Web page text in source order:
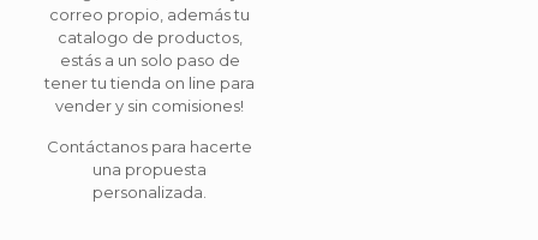
correo propio, además tu
catalogo de productos,
estás a un solo paso de
tener tu tienda on line para
vender y sin comisiones!
Contáctanos para hacerte
una propuesta
personalizada.